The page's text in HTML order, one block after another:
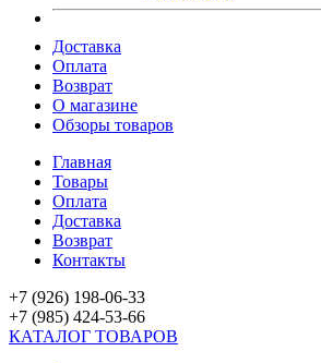
Доставка
Оплата
Возврат
О магазине
Обзоры товаров
Главная
Товары
Оплата
Доставка
Возврат
Контакты
+7 (926) 198-06-33
+7 (985) 424-53-66
КАТАЛОГ ТОВАРОВ